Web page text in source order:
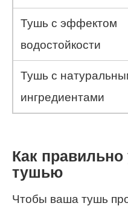
Тушь с эффектом
водостойкости
Тушь с
ингредиентами
Как правильно
тушью
Чтобы ваша тушь